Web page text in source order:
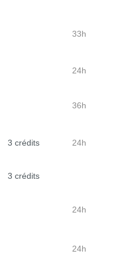
33h
24h
36h
3 crédits 24h
3 crédits
24h
24h